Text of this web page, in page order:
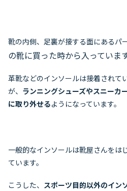
靴の内側、足裏が接する面にあるパー
の靴に買った時から入っています
革靴などのインソールは接着されて
が、 ランニングシューズやスニーカ
に取り外せるようになっています。
一般的なインソールは靴屋さんをは
ています。
こうした、 スポーツ目的以外のイン